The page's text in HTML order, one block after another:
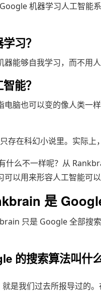
机器学习人工智能
习？
器能够自我学习，而不用
能？
电脑也可以变的像人类一
存在科幻小说里。实际上
什么不一样呢？从
可以用来形容人工智能可以
是
只是 Google 全部搜
的搜索算法叫什
就是我们过去所报导过的